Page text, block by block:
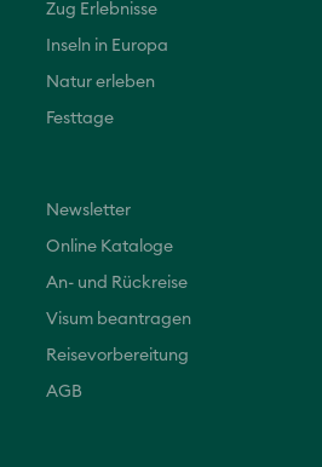
Zug Erlebnisse
Inseln in Europa
Natur erleben
Festtage
Newsletter
Online Kataloge
An- und Rückreise
Visum beantragen
Reisevorbereitung
AGB